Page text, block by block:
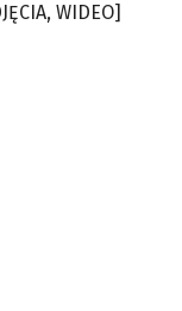
WIDEO]